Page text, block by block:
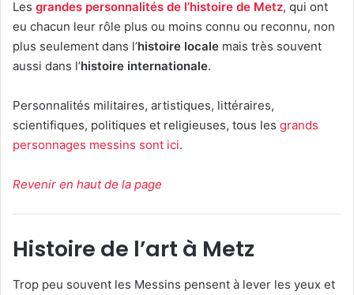
Les grandes personnalités de l’histoire de Metz, qui ont
eu chacun leur rôle plus ou moins connu ou reconnu, non
plus seulement dans l’histoire locale mais très souvent
aussi dans l’histoire internationale.
Personnalités militaires, artistiques, littéraires,
scientifiques, politiques et religieuses, tous les grands
personnages messins sont ici.
Revenir en haut de la page
Histoire de l’art à Metz
Trop peu souvent les Messins pensent à lever les yeux et